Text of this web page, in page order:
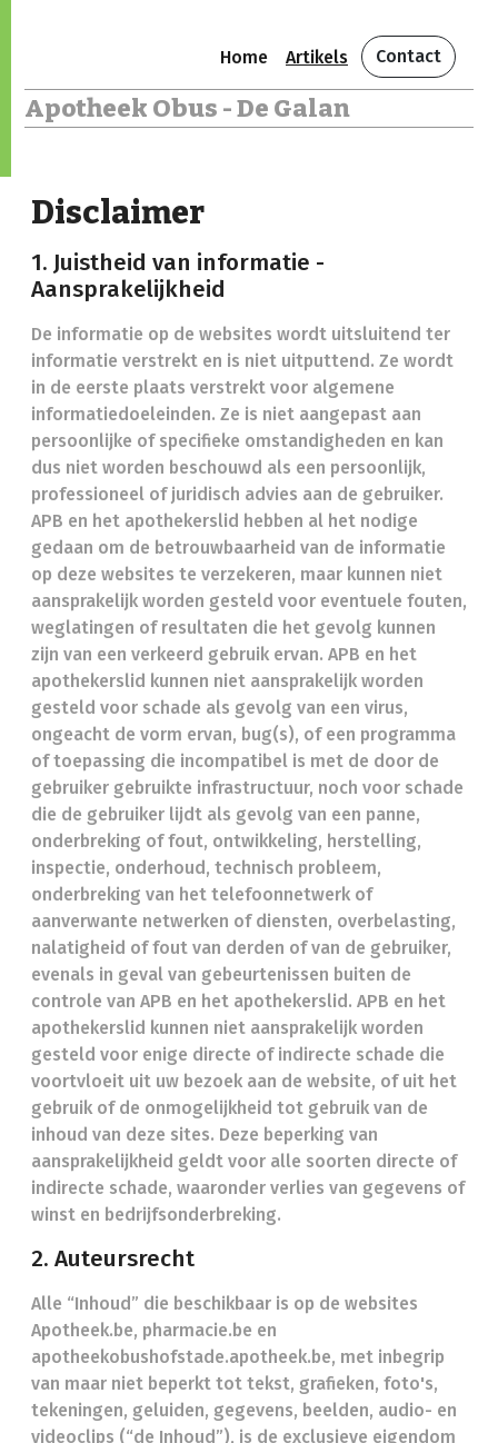
Home Artikels Contact
Apotheek Obus - De Galan
Disclaimer
1. Juistheid van informatie -
Aansprakelijkheid
De informatie op de websites wordt uitsluitend ter
informatie verstrekt en is niet uitputtend. Ze wordt
in de eerste plaats verstrekt voor algemene
informatiedoeleinden. Ze is niet aangepast aan
persoonlijke of specifieke omstandigheden en kan
dus niet worden beschouwd als een persoonlijk,
professioneel of juridisch advies aan de gebruiker.
APB en het apothekerslid hebben al het nodige
gedaan om de betrouwbaarheid van de informatie
op deze websites te verzekeren, maar kunnen niet
aansprakelijk worden gesteld voor eventuele fouten,
weglatingen of resultaten die het gevolg kunnen
zijn van een verkeerd gebruik ervan. APB en het
apothekerslid kunnen niet aansprakelijk worden
gesteld voor schade als gevolg van een virus,
ongeacht de vorm ervan, bug(s), of een programma
of toepassing die incompatibel is met de door de
gebruiker gebruikte infrastructuur, noch voor schade
die de gebruiker lijdt als gevolg van een panne,
onderbreking of fout, ontwikkeling, herstelling,
inspectie, onderhoud, technisch probleem,
onderbreking van het telefoonnetwerk of
aanverwante netwerken of diensten, overbelasting,
nalatigheid of fout van derden of van de gebruiker,
evenals in geval van gebeurtenissen buiten de
controle van APB en het apothekerslid. APB en het
apothekerslid kunnen niet aansprakelijk worden
gesteld voor enige directe of indirecte schade die
voortvloeit uit uw bezoek aan de website, of uit het
gebruik of de onmogelijkheid tot gebruik van de
inhoud van deze sites. Deze beperking van
aansprakelijkheid geldt voor alle soorten directe of
indirecte schade, waaronder verlies van gegevens of
winst en bedrijfsonderbreking.
2. Auteursrecht
Alle “Inhoud” die beschikbaar is op de websites
Apotheek.be, pharmacie.be en
apotheekobushofstade.apotheek.be, met inbegrip
van maar niet beperkt tot tekst, grafieken, foto's,
tekeningen, geluiden, gegevens, beelden, audio- en
videoclips (“de Inhoud”), is de exclusieve eigendom